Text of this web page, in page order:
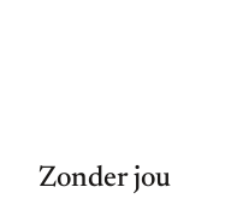
Zonder jou